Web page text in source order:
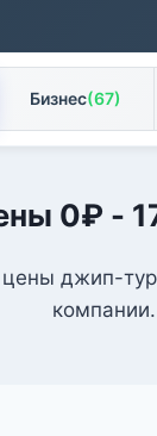
Бизнес(67)
0₽ -
джип-
компании.